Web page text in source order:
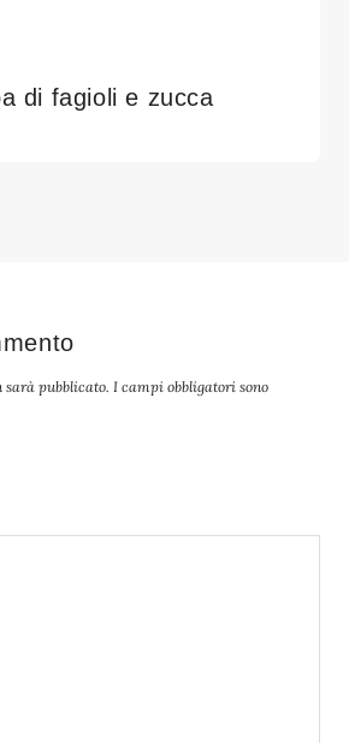
di fagioli e zucca
pubblicato. I campi obbligatori sono